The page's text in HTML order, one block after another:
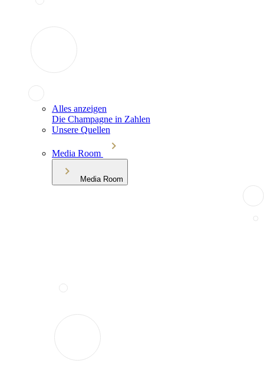
Alles anzeigen
Die Champagne in Zahlen
Unsere Quellen
Media Room
Media Room